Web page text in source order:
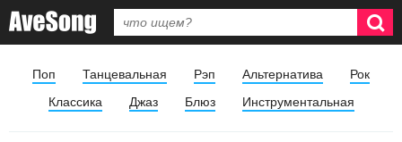
Поп Танцевальная Рэп Альтернатива
Рок
Классика
Джаз Блюз Инструментальная